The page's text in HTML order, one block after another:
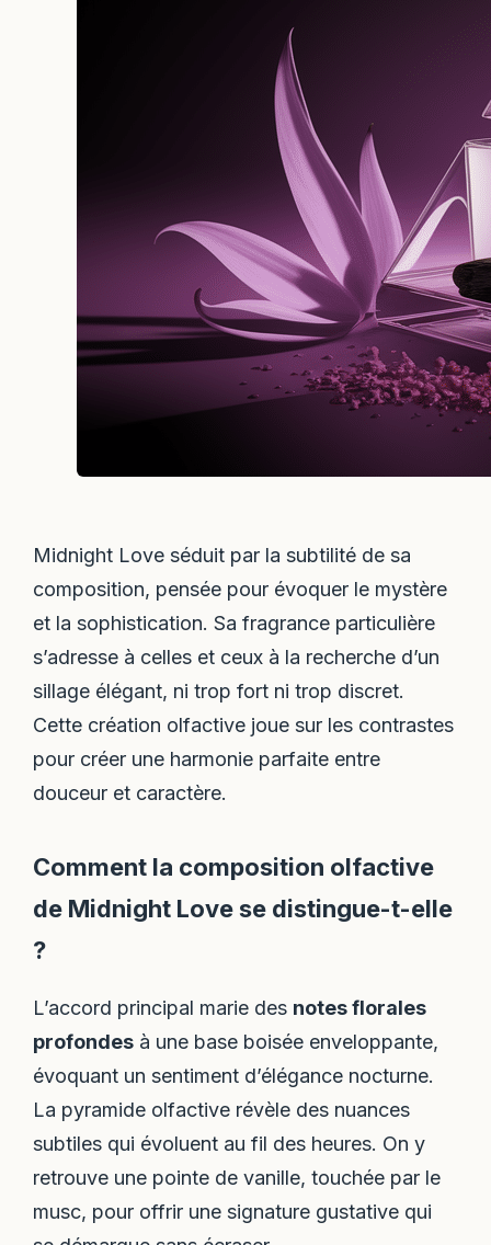
Midnight Love séduit par la subtilité de sa
composition, pensée pour évoquer le mystère
et la sophistication. Sa fragrance particulière
s’adresse à celles et ceux à la recherche d’un
sillage élégant, ni trop fort ni trop discret.
Cette création olfactive joue sur les contrastes
pour créer une harmonie parfaite entre
douceur et caractère.
Comment la composition olfactive
de Midnight Love se distingue-t-elle
?
L’accord principal marie des notes florales
profondes à une base boisée enveloppante,
évoquant un sentiment d’élégance nocturne.
La pyramide olfactive révèle des nuances
subtiles qui évoluent au fil des heures. On y
retrouve une pointe de vanille, touchée par le
musc, pour offrir une signature gustative qui